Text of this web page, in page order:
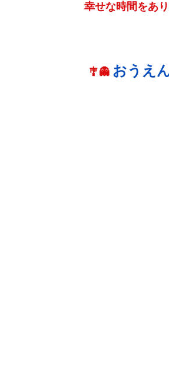
幸せな時間をあ
🎐👻 おうえ